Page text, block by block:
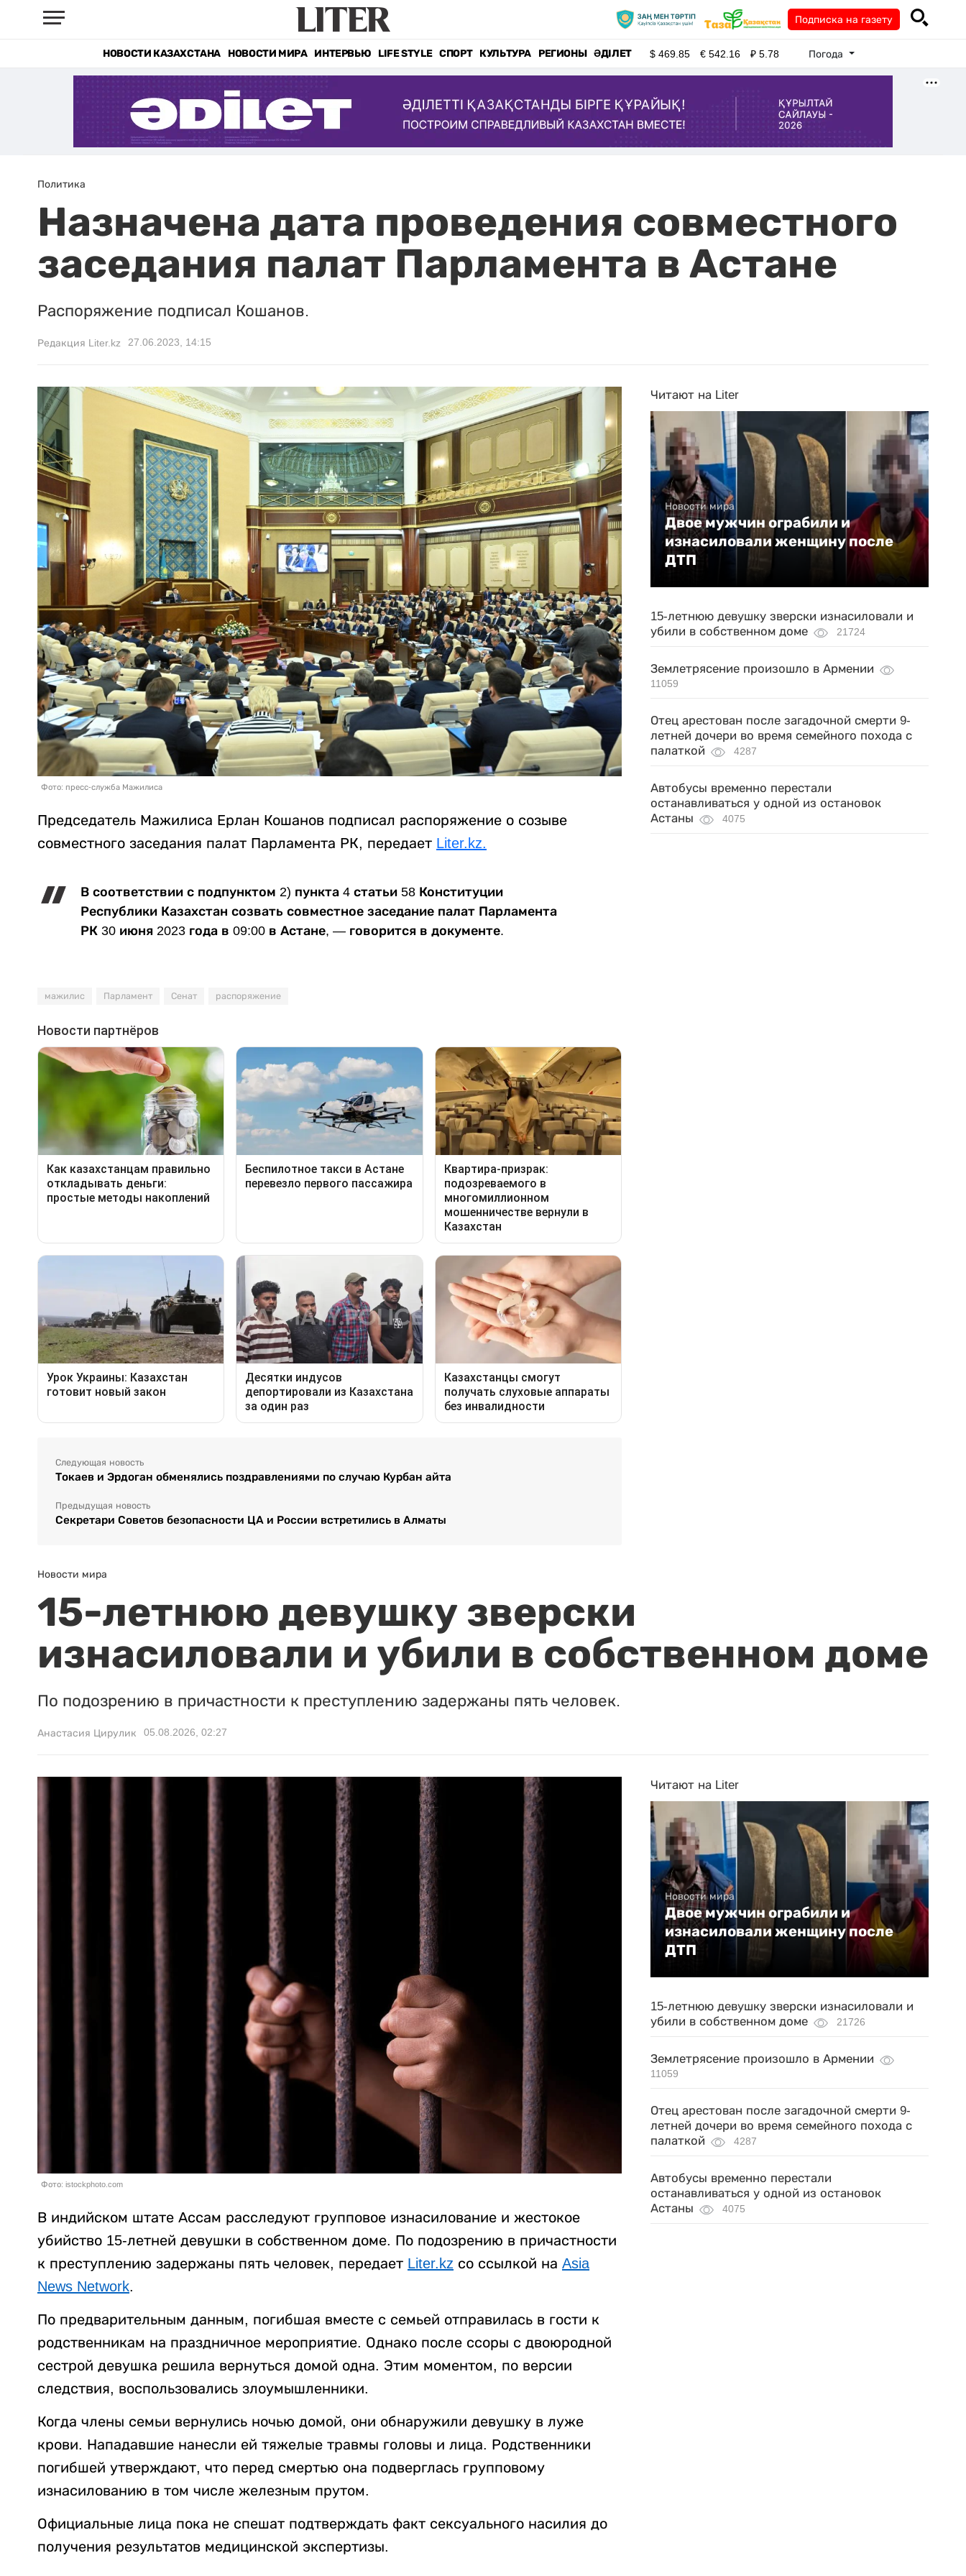
Подписка на газету
НОВОСТИ КАЗАХСТАНА НОВОСТИ МИРА ИНТЕРВЬЮ LIFE STYLE СПОРТ КУЛЬТУРА РЕГИОНЫ ӘДІЛЕТ $469.85 €542.16 ₽5.78 Погода
Политика
Назначена дата проведения совместного
заседания палат Парламента в Астане
Распоряжение подписал Кошанов.
Редакция Liter.kz 27.06.2023, 14:15
Фото: пресс-служба Мажилиса
Председатель Мажилиса Ерлан Кошанов подписал распоряжение о созыве
совместного заседания палат Парламента РК, передает Liter.kz.
В соответствии с подпунктом 2) пункта 4 статьи 58 Конституции
Республики Казахстан созвать совместное заседание палат Парламента
РК 30 июня 2023 года в 09:00 в Астане, — говорится в документе.
мажилис Парламент Сенат распоряжение
Следующая новость
Токаев и Эрдоган обменялись поздравлениями по случаю Курбан айта
Предыдущая новость
Секретари Советов безопасности ЦА и России встретились в Алматы
Читают на Liter
Новости мира
Двое мужчин ограбили и
изнасиловали женщину после
ДТП
15-летнюю девушку зверски изнасиловали и
убили в собственном доме
21724
Землетрясение произошло в Армении
11059
Отец арестован после загадочной смерти 9-
летней дочери во время семейного похода с
палаткой
4287
Автобусы временно перестали
останавливаться у одной из остановок
Астаны
4075
Новости мира
15-летнюю девушку зверски
изнасиловали и убили в собственном доме
По подозрению в причастности к преступлению задержаны пять человек.
Анастасия Цирулик 05.08.2026, 02:27
Фото: istockphoto.com
В индийском штате Ассам расследуют групповое изнасилование и жестокое
убийство 15-летней девушки в собственном доме. По подозрению в причастности
к преступлению задержаны пять человек, передает Liter.kz со ссылкой на Asia
News Network.
По предварительным данным, погибшая вместе с семьей отправилась в гости к
родственникам на праздничное мероприятие. Однако после ссоры с двоюродной
сестрой девушка решила вернуться домой одна. Этим моментом, по версии
следствия, воспользовались злоумышленники.
Когда члены семьи вернулись ночью домой, они обнаружили девушку в луже
крови. Нападавшие нанесли ей тяжелые травмы головы и лица. Родственники
погибшей утверждают, что перед смертью она подверглась групповому
изнасилованию в том числе железным прутом.
Официальные лица пока не спешат подтверждать факт сексуального насилия до
получения результатов медицинской экспертизы.
Читают на Liter
Новости мира
Двое мужчин ограбили и
изнасиловали женщину после
ДТП
15-летнюю девушку зверски изнасиловали и
убили в собственном доме
21726
Землетрясение произошло в Армении
11059
Отец арестован после загадочной смерти 9-
летней дочери во время семейного похода с
палаткой
4287
Автобусы временно перестали
останавливаться у одной из остановок
Астаны
4075